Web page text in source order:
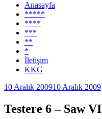
Anasayfa
*****
****
***
**
*
İletişim
KKG
Yayım
10 Aralık 200910 Aralık 2009
Testere 6 – Saw VI